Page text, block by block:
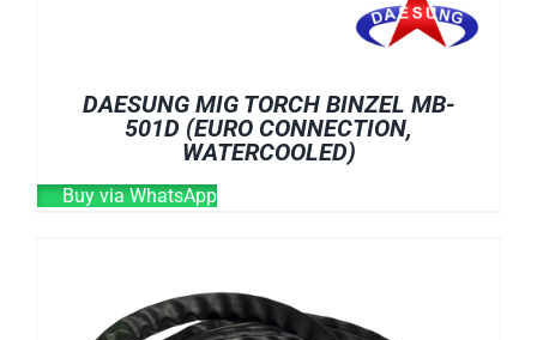
DAESUNG MIG TORCH BINZEL MB-
501D (EURO CONNECTION,
WATERCOOLED)
Buy via WhatsApp